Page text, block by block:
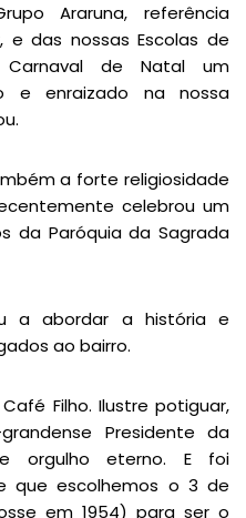
Araruna, referência
e das nossas Escolas de
de Natal um
e enraizado na nossa
a forte religiosidade
celebrou um
da Paróquia da Sagrada
a abordar a história e
ao bairro.
Filho. Ilustre potiguar,
Presidente da
orgulho eterno. E foi
que escolhemos o 3 de
em 1954) para ser o